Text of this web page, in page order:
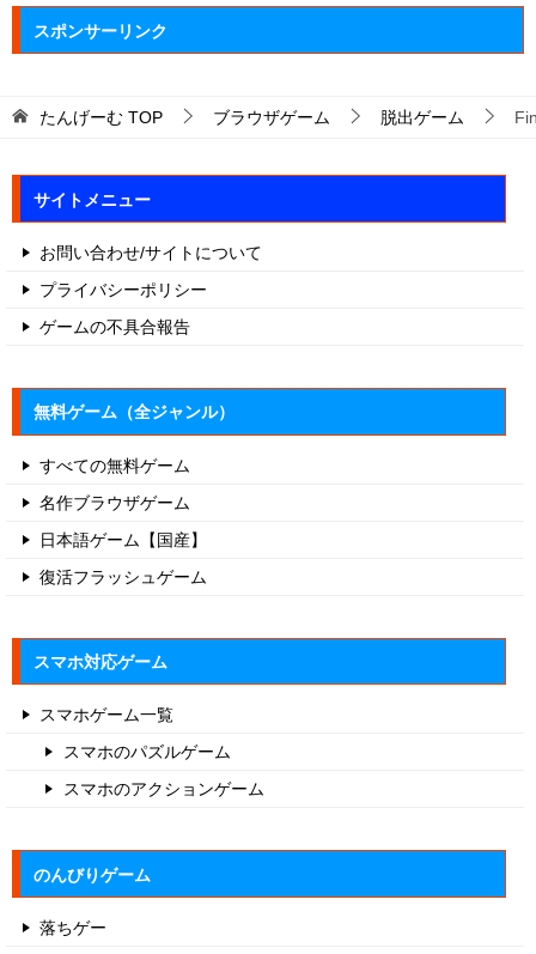
スポンサーリンク
たんげーむ TOP ブラウザゲーム 脱出ゲーム
サイトメニュー
お問い合わせ/サイトについて
プライバシーポリシー
ゲームの不具合報告
無料ゲーム（全ジャンル）
すべての無料ゲーム
名作ブラウザゲーム
日本語ゲーム【国産】
復活フラッシュゲーム
スマホ対応ゲーム
スマホゲーム一覧
スマホのパズルゲーム
スマホのアクションゲーム
のんびりゲーム
落ちゲー